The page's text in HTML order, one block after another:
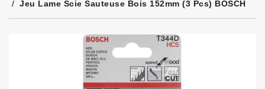
Jeu Lame Scie Sauteuse Bois 152mm (3 Pcs) BOSCH